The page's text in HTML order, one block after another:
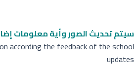
سيتم تحديث الصور وأية معلومات
according the feedback of the school
updates